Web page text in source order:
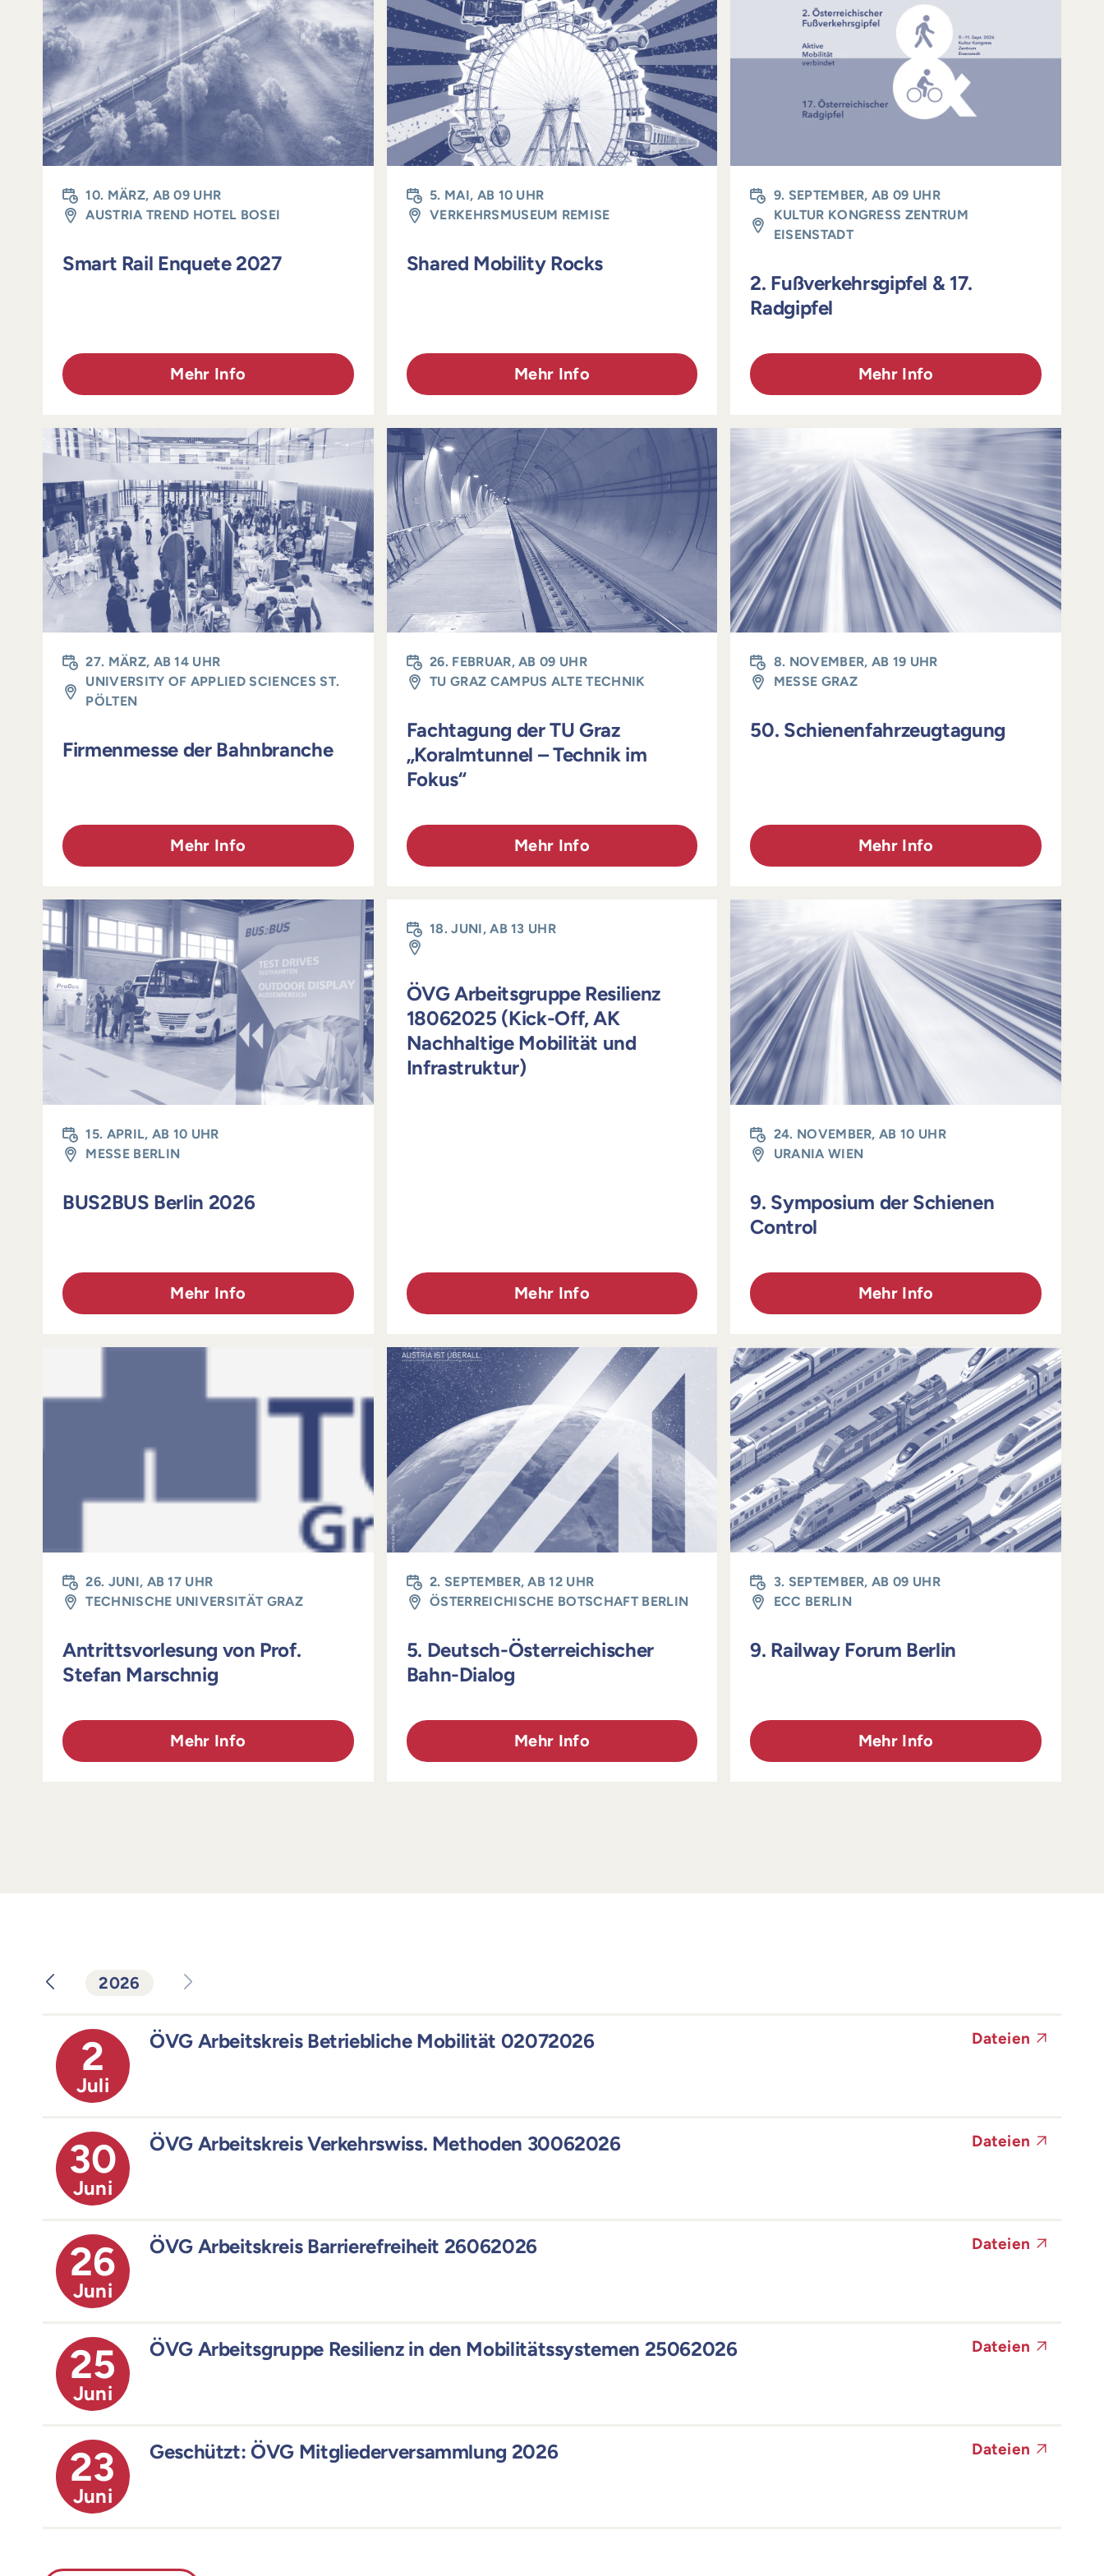
10. MÄRZ, AB 09 UHR
AUSTRIA TREND HOTEL BOSEI
Smart Rail Enquete 2027
Mehr Info
5. MAI, AB 10 UHR
VERKEHRSMUSEUM REMISE
Shared Mobility Rocks
Mehr Info
9. SEPTEMBER, AB 09 UHR
KULTUR KONGRESS ZENTRUM
EISENSTADT
2. Fußverkehrsgipfel & 17.
Radgipfel
Mehr Info
27. MÄRZ, AB 14 UHR
UNIVERSITY OF APPLIED SCIENCES ST.
PÖLTEN
Firmenmesse der Bahnbranche
Mehr Info
26. FEBRUAR, AB 09 UHR
TU GRAZ CAMPUS ALTE TECHNIK
Fachtagung der TU Graz
„Koralmtunnel – Technik im
Fokus“
Mehr Info
8. NOVEMBER, AB 19 UHR
MESSE GRAZ
50. Schienenfahrzeugtagung
Mehr Info
15. APRIL, AB 10 UHR
MESSE BERLIN
BUS2BUS Berlin 2026
Mehr Info
18. JUNI, AB 13 UHR
ÖVG Arbeitsgruppe Resilienz
18062025 (Kick-Off, AK
Nachhaltige Mobilität und
Infrastruktur)
Mehr Info
24. NOVEMBER, AB 10 UHR
URANIA WIEN
9. Symposium der Schienen
Control
Mehr Info
26. JUNI, AB 17 UHR
TECHNISCHE UNIVERSITÄT GRAZ
Antrittsvorlesung von Prof.
Stefan Marschnig
Mehr Info
2. SEPTEMBER, AB 12 UHR
ÖSTERREICHISCHE BOTSCHAFT BERLIN
5. Deutsch-Österreichischer
Bahn-Dialog
Mehr Info
3. SEPTEMBER, AB 09 UHR
ECC BERLIN
9. Railway Forum Berlin
Mehr Info
2026
2
Juli
ÖVG Arbeitskreis Betriebliche Mobilität 02072026 Dateien
30
Juni
ÖVG Arbeitskreis Verkehrswiss. Methoden 30062026 Dateien
26
Juni
ÖVG Arbeitskreis Barrierefreiheit 26062026 Dateien
25
Juni
ÖVG Arbeitsgruppe Resilienz in den Mobilitätssystemen 25062026 Dateien
23
Juni
Geschützt: ÖVG Mitgliederversammlung 2026 Dateien